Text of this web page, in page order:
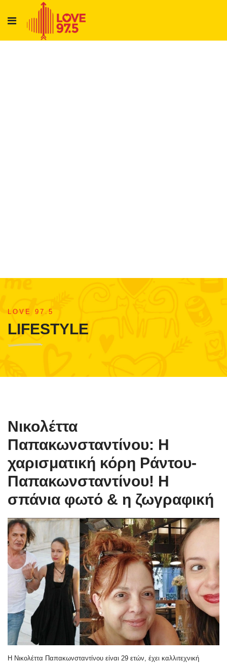
LOVE 97.5
LIFESTYLE
Νικολέττα
Παπακωνσταντίνου: Η
χαρισματική κόρη Ράντου-
Παπακωνσταντίνου! Η
σπάνια φωτό & η ζωγραφική
Η Νικολέττα Παπακωνσταντίνου είναι 29 ετών, έχει καλλιτεχνική